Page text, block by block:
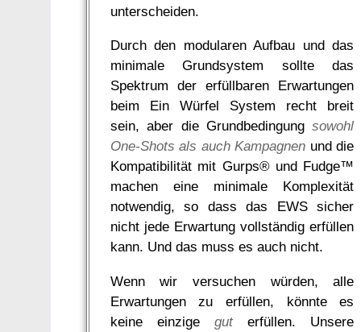
unterscheiden.
Durch den modularen Aufbau und das
minimale Grundsystem sollte das
Spektrum der erfüllbaren Erwartungen
beim Ein Würfel System recht breit
sein, aber die Grundbedingungsowohl
One-Shots als auch Kampagnen und die
Kompatibilität mit Gurps® und Fudge™
machen eine minimale Komplexität
notwendig, so dass das EWS sicher
nicht jede Erwartung vollständig erfüllen
kann. Und das muss es auch nicht.
Wenn wir versuchen würden, alle
Erwartungen zu erfüllen, könnte es
keine einzigeguterfüllen. Unsere